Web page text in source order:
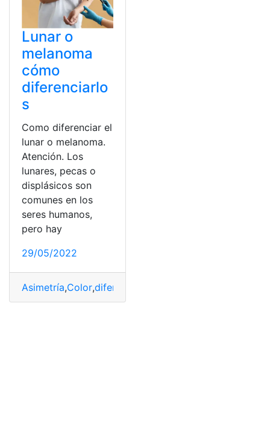
Lunar o
melanoma
cómo
diferenciarlo
s
Como diferenciar el
lunar o melanoma.
Atención. Los
lunares, pecas o
displásicos son
comunes en los
seres humanos,
pero hay
29/05/2022
Asimetría,Color,diferenciarlos